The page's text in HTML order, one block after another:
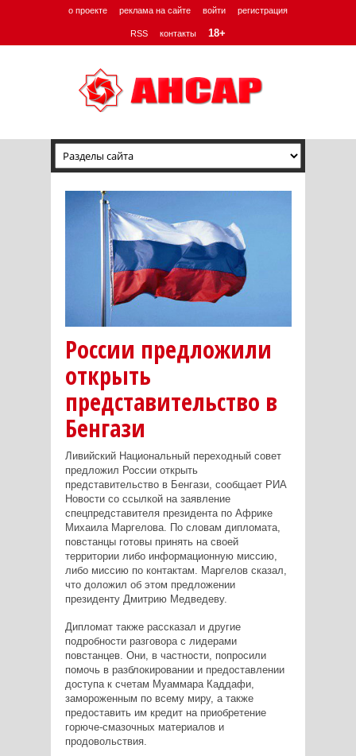
о проекте реклама на сайте войти регистрация
RSS контакты 18+
России предложили
открыть
представительство в
Бенгази
Ливийский Национальный переходный совет
предложил России открыть
представительство в Бенгази, сообщает РИА
Новости со ссылкой на заявление
спецпредставителя президента по Африке
Михаила Маргелова. По словам дипломата,
повстанцы готовы принять на своей
территории либо информационную миссию,
либо миссию по контактам. Маргелов сказал,
что доложил об этом предложении
президенту Дмитрию Медведеву.
Дипломат также рассказал и другие
подробности разговора с лидерами
повстанцев. Они, в частности, попросили
помочь в разблокировании и предоставлении
доступа к счетам Муаммара Каддафи,
замороженным по всему миру, а также
предоставить им кредит на приобретение
горюче-смазочных материалов и
продовольствия.